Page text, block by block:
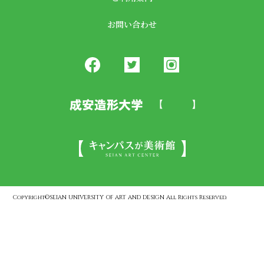
お問い合わせ
Copyright©SEIAN UNIVERSITY OF ART AND DESIGN All Rights Reserved.